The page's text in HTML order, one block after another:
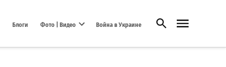
Блоги Фото | Видео Война в Украине Открыть поиск